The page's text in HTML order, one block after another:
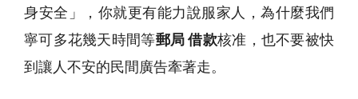
身安全」，你就更有能力說服家人，為什麼我們
寧可多花幾天時間等郵局 借款核准，也不要被快
到讓人不安的民間廣告牽著走。